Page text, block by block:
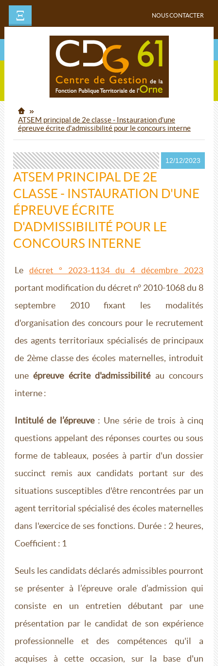
Ξ NOUS CONTACTER
ATSEM principal de 2e classe - Instauration d'une
épreuve écrite d'admissibilité pour le concours interne
12/12/2023
ATSEM PRINCIPAL DE 2E
CLASSE - INSTAURATION D'UNE
ÉPREUVE ÉCRITE
D'ADMISSIBILITÉ POUR LE
CONCOURS INTERNE
Le décret ° 2023-1134 du 4 décembre 2023
portant modification du décret n° 2010-1068 du 8
septembre 2010 fixant les modalités
d'organisation des concours pour le recrutement
des agents territoriaux spécialisés de principaux
de 2ème classe des écoles maternelles, introduit
uneépreuve écrite d'admissibilitéau concours
interne :
Intitulé de l’épreuve: Une série de trois à cinq
questions appelant des réponses courtes ou sous
forme de tableaux, posées à partir d'un dossier
succinct remis aux candidats portant sur des
situations susceptibles d'être rencontrées par un
agent territorial spécialisé des écoles maternelles
dans l'exercice de ses fonctions. Durée : 2 heures,
Coefficient : 1
Seuls les candidats déclarés admissibles pourront
se présenter à l’épreuve orale d’admission qui
consiste en un entretien débutant par une
présentation par le candidat de son expérience
professionnelle et des compétences qu'il a
acquises à cette occasion, sur la base d'un